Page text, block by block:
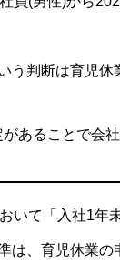
う判断は育児休
あることで会
いて「入社1年
は、育児休業の